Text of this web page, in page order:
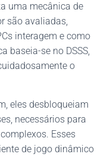
uma mecânica de
são avaliadas,
interagem e como
baseia-se no DSSS,
o
eles desbloqueiam
necessários para
Esses
de jogo dinâmico